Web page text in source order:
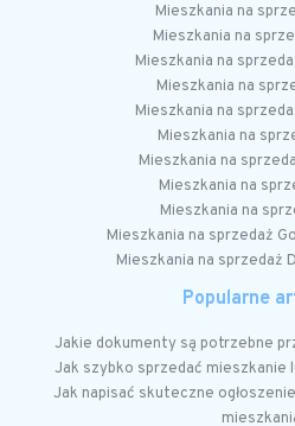
Mieszkania na
Mieszkania na
Mieszkania na
Mieszkania na
Mieszkania na
Mieszkania na
Mieszkania na
Mieszkania na
Mieszkania na
Mieszkania na sprzedaż
Mieszkania na sprzedaż
Popularne
Jakie dokumenty są potrzebne
Jak szybko sprzedać mieszkanie
Jak napisać skuteczne